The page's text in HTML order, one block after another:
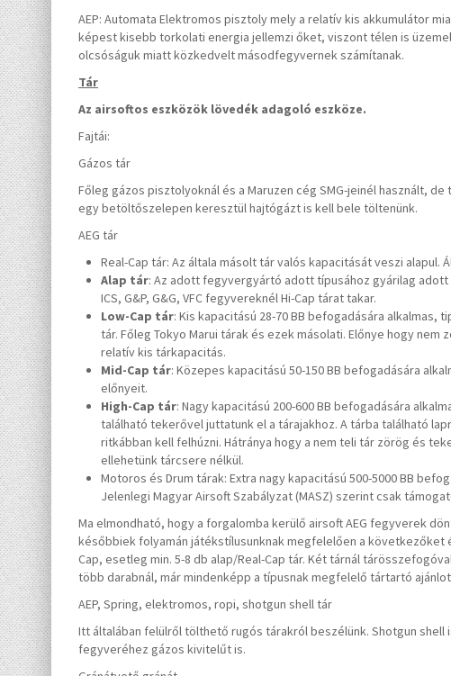
AEP: Automata Elektromos pisztoly mely a relatív kis akkumulátor
képest kisebb torkolati energia jellemzi őket, viszont télen is
olcsóságuk miatt közkedvelt másodfegyvernek számítanak.
Tár
Az airsoftos eszközök lövedék adagoló eszköze.
Fajtái:
Gázos tár
Főleg gázos pisztolyoknál és a Maruzen cég SMG-jeinél használt,
egy betöltőszelepen keresztül hajtógázt is kell bele töltenünk.
AEG tár
Real-Cap tár: Az általa másolt tár valós kapacitását veszi alapul.
Alap tár: Az adott fegyvergyártó adott típusához gyárilag adott
ICS, G&P, G&G, VFC fegyvereknél Hi-Cap tárat takar.
Low-Cap tár: Kis kapacitású 28-70 BB befogadására
tár. Főleg Tokyo Marui tárak és ezek másolati. Előnye hogy
relatív kis tárkapacitás.
Mid-Cap tár: Közepes kapacitású 50-150 BB befogadására
előnyeit.
High-Cap tár: Nagy kapacitású 200-600 BB befogadására
található tekerővel juttatunk el a tárajakhoz. A tárba található
ritkábban kell felhúzni. Hátránya hogy a nem teli tár zörög és
ellehetünk tárcsere nélkül.
Motoros és Drum tárak: Extra nagy kapacitású 500-5000 BB
Jelenlegi Magyar Airsoft Szabályzat (MASZ) szerint csak
Ma elmondható, hogy a forgalomba kerülő airsoft AEG fegyverek
későbbiek folyamán játékstílusunknak megfelelően a következőket
Cap, esetleg min. 5-8 db alap/Real-Cap tár. Két tárnál
több darabnál, már mindenképp a típusnak megfelelő tártartó
AEP, Spring, elektromos, ropi, shotgun shell tár
Itt általában felülről tölthető rugós tárakról beszélünk. Shotgun
fegyveréhez gázos kivitelűt is.